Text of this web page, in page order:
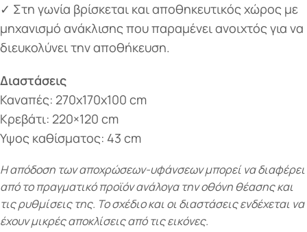
✓ Στη γωνία βρίσκεται και αποθηκευτικός χώρος με
μηχανισμό ανάκλισης που παραμένει ανοιχτός για να
διευκολύνει την αποθήκευση.
Διαστάσεις
Καναπές: 270x170x100 cm
Κρεβάτι: 220×120 cm
Υψος καθίσματος: 43 cm
Η απόδοση των αποχρώσεων-υφάνσεων μπορεί να διαφέρει
από το πραγματικό προϊόν ανάλογα την οθόνη θέασης και
τις ρυθμίσεις της. Το σχέδιο και οι διαστάσεις ενδέχεται να
έχουν μικρές αποκλίσεις από τις εικόνες.